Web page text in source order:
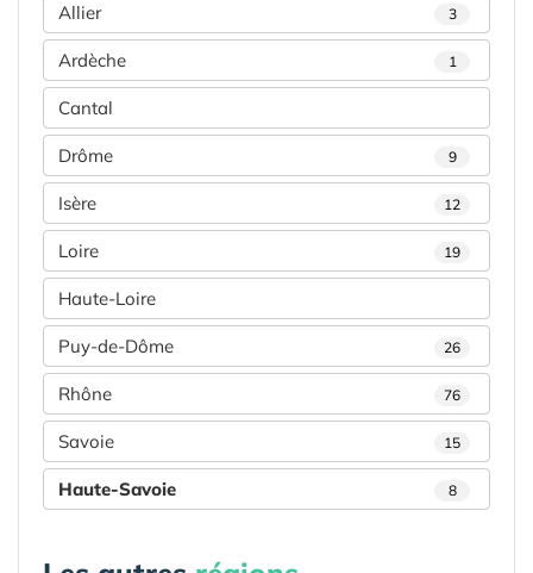
Allier 3
Ardèche 1
Cantal
Drôme 9
Isère 12
Loire 19
Haute-Loire
Puy-de-Dôme 26
Rhône 76
Savoie 15
Haute-Savoie 8